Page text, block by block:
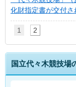
化財指定書が交付さ
1 2
国立代々木競技場